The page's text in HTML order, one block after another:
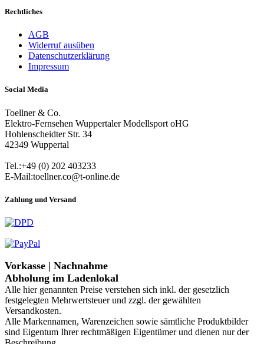
Rechtliches
AGB
Widerruf ausüben
Datenschutzerklärung
Impressum
Social Media
Toellner & Co.
Elektro-Fernsehen Wuppertaler Modellsport oHG
Hohlenscheidter Str. 34
42349 Wuppertal
Tel.:+49 (0) 202 403233
E-Mail:toellner.co@t-online.de
Zahlung und Versand
Vorkasse | Nachnahme
Abholung im Ladenlokal
Alle hier genannten Preise verstehen sich inkl. der gesetzlich
festgelegten Mehrwertsteuer und zzgl. der gewählten
Versandkosten.
Alle Markennamen, Warenzeichen sowie sämtliche Produktbilder
sind Eigentum Ihrer rechtmäßigen Eigentümer und dienen nur der